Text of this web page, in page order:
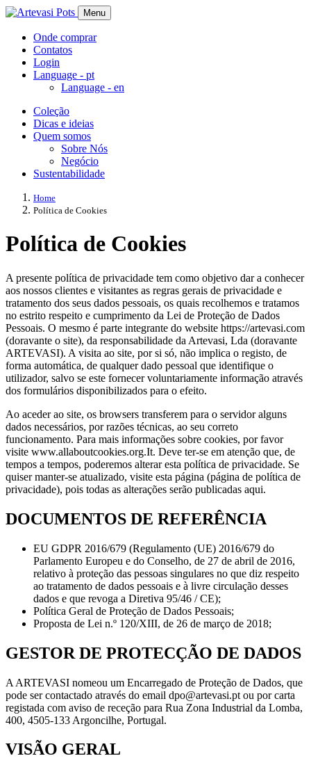
Menu
Onde comprar
Contatos
Login
Language - pt
Language - en
Coleção
Dicas e ideias
Quem somos
Sobre Nós
Negócio
Sustentabilidade
Home
Política de Cookies
Política de Cookies
A presente política de privacidade tem como objetivo dar a conhecer
aos nossos clientes e visitantes as regras gerais de privacidade e
tratamento dos seus dados pessoais, os quais recolhemos e tratamos
no estrito respeito e cumprimento da Lei de Proteção de Dados
Pessoais. O mesmo é parte integrante do website https://artevasi.com
(doravante o site), da responsabilidade da Artevasi, Lda (doravante
ARTEVASI). A visita ao site, por si só, não implica o registo, de
forma automática, de qualquer dado pessoal que identifique o
utilizador, salvo se este fornecer voluntariamente informação através
dos formulários disponibilizados para o efeito.
Ao aceder ao site, os browsers transferem para o servidor alguns
dados necessários, por razões técnicas, ao seu correto
funcionamento. Para mais informações sobre cookies, por favor
visite www.allaboutcookies.org.It. Deve ter-se em atenção que, de
tempos a tempos, poderemos alterar esta política de privacidade. Se
quiser manter-se atualizado, visite esta página (página de política de
privacidade), pois todas as alterações serão publicadas aqui.
DOCUMENTOS DE REFERÊNCIA
EU GDPR 2016/679 (Regulamento (UE) 2016/679 do
Parlamento Europeu e do Conselho, de 27 de abril de 2016,
relativo à proteção das pessoas singulares no que diz respeito
ao tratamento de dados pessoais e à livre circulação desses
dados e que revoga a Diretiva 95/46 / CE);
Política Geral de Proteção de Dados Pessoais;
Proposta de Lei n.º 120/XIII, de 26 de março de 2018;
GESTOR DE PROTECÇÃO DE DADOS
A ARTEVASI nomeou um Encarregado de Proteção de Dados, que
pode ser contactado através do email dpo@artevasi.pt ou por carta
registada com aviso de receção para Rua Zona Industrial da Lomba,
400, 4505-133 Argoncilhe, Portugal.
VISÃO GERAL